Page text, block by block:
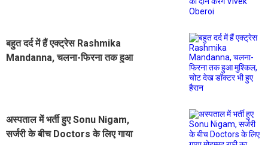
बहुत दर्द में हैं एक्ट्रेस Rashmika
Mandanna, चलना-फिरना तक हुआ
अस्पताल में भर्ती हुए Sonu Nigam,
सर्जरी के बीच Doctors के लिए गाया